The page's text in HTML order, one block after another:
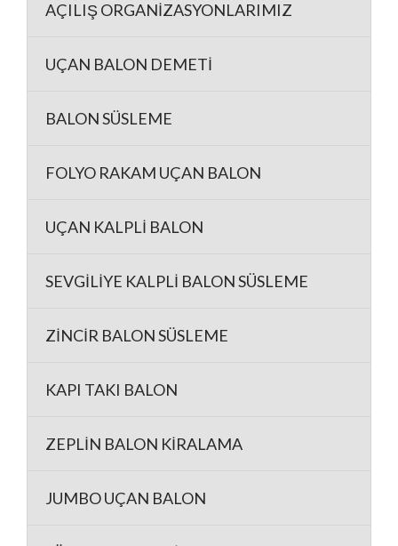
AÇILIŞ ORGANİZASYONLARIMIZ
UÇAN BALON DEMETİ
BALON SÜSLEME
FOLYO RAKAM UÇAN BALON
UÇAN KALPLİ BALON
SEVGİLİYE KALPLİ BALON SÜSLEME
ZİNCİR BALON SÜSLEME
KAPI TAKI BALON
ZEPLİN BALON KİRALAMA
JUMBO UÇAN BALON